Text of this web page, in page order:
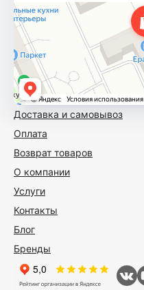
Доставка и самовывоз
Оплата
Возврат товаров
О компании
Услуги
Контакты
Блог
Бренды